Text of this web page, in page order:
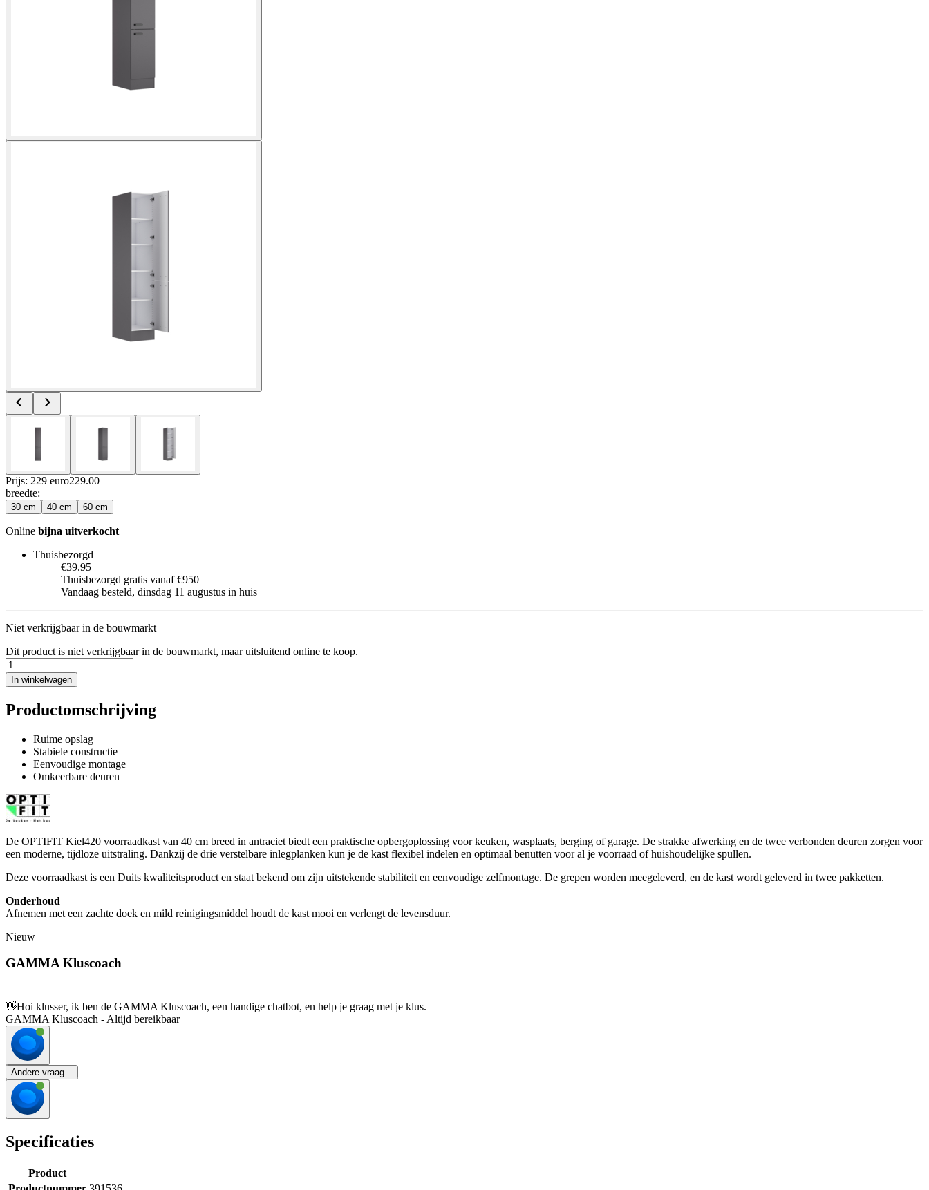
Prijs: 229 euro229.00
breedte:
30 cm 40 cm 60 cm
Online bijna uitverkocht
Thuisbezorgd
€39.95
Thuisbezorgd gratis vanaf €950
Vandaag besteld, dinsdag 11 augustus in huis
Niet verkrijgbaar in de bouwmarkt
Dit product is niet verkrijgbaar in de bouwmarkt, maar uitsluitend online te koop.
In winkelwagen
Productomschrijving
Ruime opslag
Stabiele constructie
Eenvoudige montage
Omkeerbare deuren
De OPTIFIT Kiel420 voorraadkast van 40 cm breed in antraciet biedt een praktische opbergoplossing voor keuken, wasplaats, berging of garage. De strakke afwerking en de twee verbonden deuren zorgen voor
een moderne, tijdloze uitstraling. Dankzij de drie verstelbare inlegplanken kun je de kast flexibel indelen en optimaal benutten voor al je voorraad of huishoudelijke spullen.
Deze voorraadkast is een Duits kwaliteitsproduct en staat bekend om zijn uitstekende stabiliteit en eenvoudige zelfmontage. De grepen worden meegeleverd, en de kast wordt geleverd in twee pakketten.
Onderhoud
Afnemen met een zachte doek en mild reinigingsmiddel houdt de kast mooi en verlengt de levensduur.
Nieuw
GAMMA Kluscoach
👋Hoi klusser, ik ben de GAMMA Kluscoach, een handige chatbot, en help je graag met je klus.
GAMMA Kluscoach - Altijd bereikbaar
Andere vraag...
Specificaties
Product